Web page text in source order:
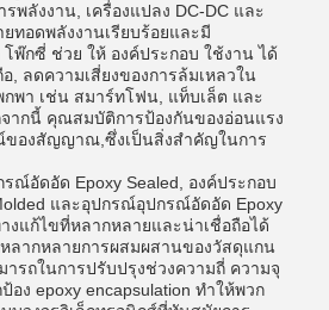
พลังงาน, เครื่องแปลง DC-DC และ
ยทอดพลังงานเรียบร้อยและมี
พ๊กซี่ ช่วย ให้ องค์ประกอบ ใช้งาน ได้
, ลดความเสี่ยงของการล้มเหลวใน
พา เช่น สมาร์ทโฟน, แท็บเล็ต และ
ากนี้ คุณสมบัติการป้องกันของอ่อนแรง
ของสัญญาณ,ซึ่งเป็นสิ่งสําคัญในการ
ณ์อัดอัด Epoxy Sealed, องค์ประกอบ
และอุปกรณ์อุปกรณ์อัดอัด Epoxy
งแก้ไขที่หลากหลายและน่าเชื่อถือได้
ลากหลายการผสมผสานของวัสดุแกน
รถในการปรับปรุงช่วงความถี่ ความจุ
อง epoxy encapsulation ทําให้พวก